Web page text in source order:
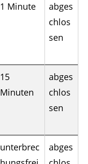
1 Minute
abges
chlos
sen
15
Minuten
abges
chlos
sen
unterbrec
abges